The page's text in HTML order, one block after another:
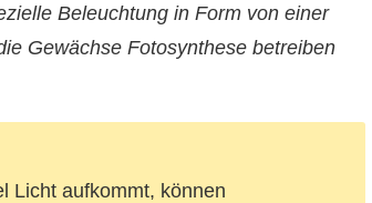
Beleuchtung in Form von einer
Gewächse Fotosynthese betreiben
Licht aufkommt, können